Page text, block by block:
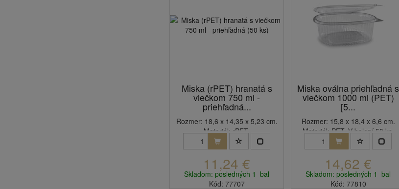
Miska (rPET) hranatá s
viečkom 750 ml -
priehľadná...
Rozmer: 18,6 x 14,35 x 5,23 cm.
Materiál: rPET.
11,24 €
Skladom: posledných 1 bal
Kód: 77707
Miska oválna priehľadná s
viečkom 1000 ml (PET)
[5...
Rozmer: 15,8 x 18,4 x 6,6 cm.
Materiál: PET. V balení 50 ks.
14,62 €
Skladom: posledných 1 bal
Kód: 77810